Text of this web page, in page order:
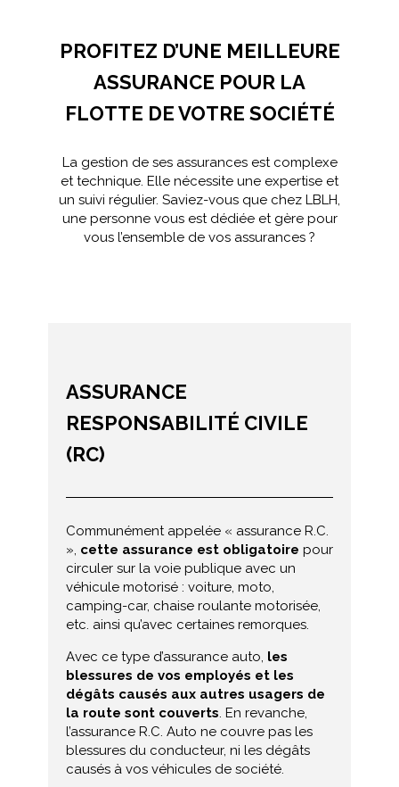
PROFITEZ D’UNE MEILLEURE
ASSURANCE POUR LA
FLOTTE DE VOTRE SOCIÉTÉ
La gestion de ses assurances est complexe
et technique. Elle nécessite une expertise et
un suivi régulier. Saviez-vous que chez LBLH,
une personne vous est dédiée et gère pour
vous l’ensemble de vos assurances ?
ASSURANCE
RESPONSABILITÉ CIVILE
(RC)
Communément appelée « assurance R.C.
», cette assurance est obligatoire pour
circuler sur la voie publique avec un
véhicule motorisé : voiture, moto,
camping-car, chaise roulante motorisée,
etc. ainsi qu’avec certaines remorques.
Avec ce type d’assurance auto, les
blessures de vos employés et les
dégâts causés aux autres usagers de
la route sont couverts. En revanche,
l’assurance R.C. Auto ne couvre pas les
blessures du conducteur, ni les dégâts
causés à vos véhicules de société.